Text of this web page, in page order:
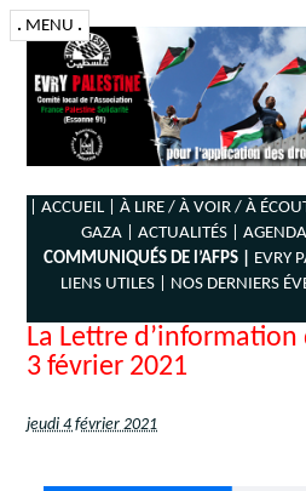
. MENU .
| ACCUEIL | À LIRE / À VOIR / À
GAZA |
ACTUALITÉS | AGENDA
COMMUNIQUÉS DE l’AFPS |
EVRY
LIENS UTILES |
NOS DERNIERS
La Lettre
3 février 2021
jeudi 4 février 2021